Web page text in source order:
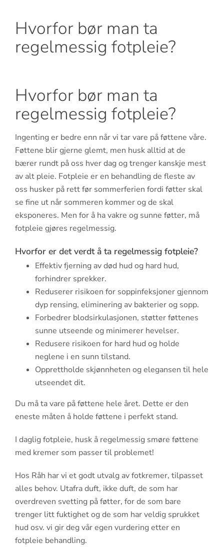
Hvorfor bør man ta
regelmessig fotpleie?
Hvorfor bør man ta
regelmessig fotpleie?
Ingenting er bedre enn når vi tar vare på føttene våre.
Føttene blir gjerne glemt, men husk alltid at de
bærer rundt på oss hver dag og trenger kanskje mest
av alt pleie. Fotpleie er en behandling de fleste av
oss husker på rett før sommerferien fordi føtter skal
se fine ut når sommeren kommer og de skal
eksponeres. Men for å ha vakre og sunne føtter, må
fotpleie gjøres regelmessig.
Hvorfor er det verdt å ta regelmessig fotpleie?
Effektiv fjerning av død hud og hard hud,
forhindrer sprekker.
Reduserer risikoen for soppinfeksjoner gjennom
dyp rensing, eliminering av bakterier og sopp.
Forbedrer blodsirkulasjonen, støtter føttenes
sunne utseende og minimerer hevelser.
Redusere risikoen for hard hud og holde
neglene i en sunn tilstand.
Opprettholde skjønnheten og elegansen til hele
utseendet dit.
Du må ta vare på føttene hele året. Dette er den
eneste måten å holde føttene i perfekt stand.
I daglig fotpleie, husk å regelmessig smøre føttene
med kremer som passer til problemet!
Hos Råh har vi et godt utvalg av fotkremer, tilpasset
alles behov. Utafra duft, ikke duft, de som har
overdreven svetting på føtter, for de som bare
trenger litt fuktighet og de som har veldig sprukket
hud osv. vi gir deg vår egen vurdering etter en
fotpleie behandling.